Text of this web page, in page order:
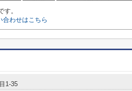
。
合わせはこちら
1-35